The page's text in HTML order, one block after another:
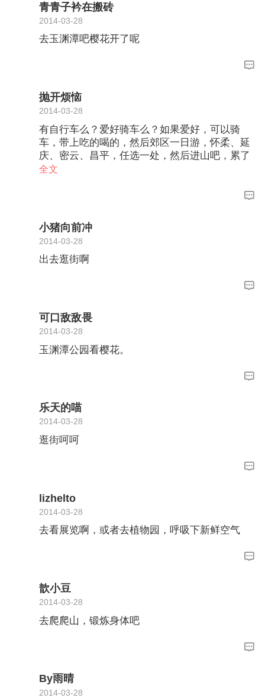
青青子衿在搬砖
2014-03-28
去玉渊潭吧樱花开了呢
抛开烦恼
2014-03-28
有自行车么？爱好骑车么？如果爱好，可以骑
车，带上吃的喝的，然后郊区一日游，怀柔、延
庆、密云、昌平，任选一处，然后进山吧，累了
找个景色好点的地方休息下，吃点东西，一路骑
全文
小猪向前冲
2014-03-28
出去逛街啊
可口敌敌畏
2014-03-28
玉渊潭公园看樱花。
乐天的喵
2014-03-28
逛街呵呵
lizhelto
2014-03-28
去看展览啊，或者去植物园，呼吸下新鲜空气
歆小豆
2014-03-28
去爬爬山，锻炼身体吧
By雨晴
2014-03-28